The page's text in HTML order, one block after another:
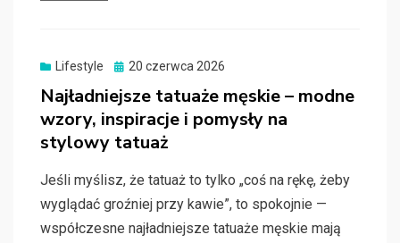
Lifestyle
Posted
20 czerwca 2026
Najładniejsze tatuaże męskie – modne
wzory, inspiracje i pomysły na
stylowy tatuaż
Jeśli myślisz, że tatuaż to tylko „coś na rękę, żeby
wyglądać groźniej przy kawie”, to spokojnie —
współczesne najładniejsze tatuaże męskie mają